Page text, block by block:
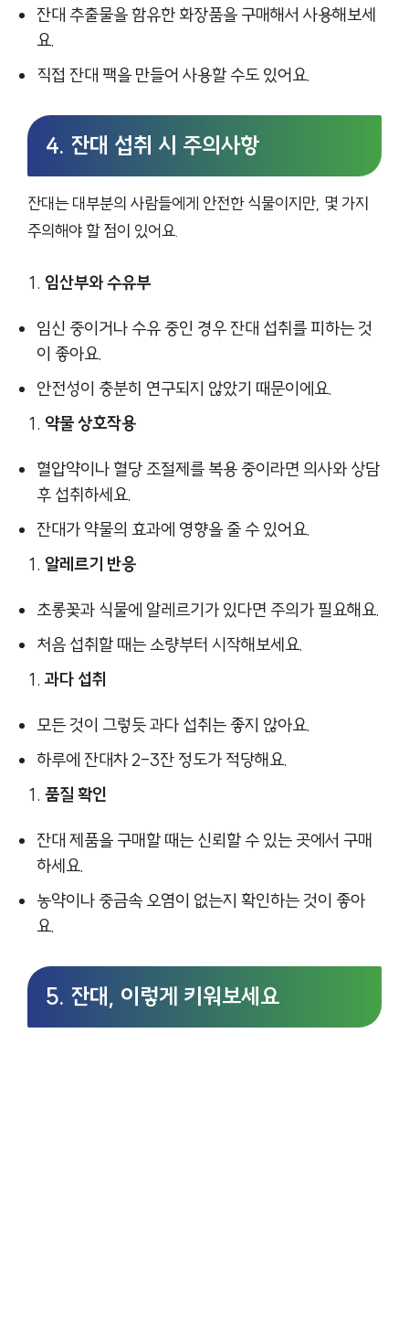
잔대 추출물을 함유한 화장품을 구매해서 사용해보세
요.
직접 잔대 팩을 만들어 사용할 수도 있어요.
4. 잔대 섭취 시 주의사항
잔대는 대부분의 사람들에게 안전한 식물이지만, 몇 가지
주의해야 할 점이 있어요.
임산부와 수유부
임신 중이거나 수유 중인 경우 잔대 섭취를 피하는 것
이 좋아요.
안전성이 충분히 연구되지 않았기 때문이에요.
약물 상호작용
혈압약이나 혈당 조절제를 복용 중이라면 의사와 상담
후 섭취하세요.
잔대가 약물의 효과에 영향을 줄 수 있어요.
알레르기 반응
초롱꽃과 식물에 알레르기가 있다면 주의가 필요해요.
처음 섭취할 때는 소량부터 시작해보세요.
과다 섭취
모든 것이 그렇듯 과다 섭취는 좋지 않아요.
하루에 잔대차 2-3잔 정도가 적당해요.
품질 확인
잔대 제품을 구매할 때는 신뢰할 수 있는 곳에서 구매
하세요.
농약이나 중금속 오염이 없는지 확인하는 것이 좋아
요.
5. 잔대, 이렇게 키워보세요